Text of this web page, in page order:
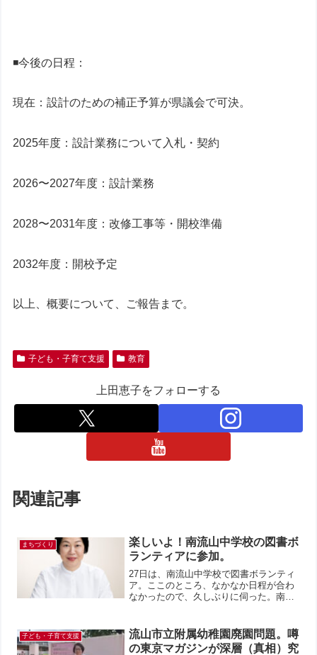
◾️今後の日程：
現在：設計のための補正予算が県議会で可決。
2025年度：設計業務について入札・契約
2026〜2027年度：設計業務
2028〜2031年度：改修工事等・開校準備
2032年度：開校予定
以上、概要について、ご報告まで。
子ども・子育て支援 教育
上田恵子をフォローする
関連記事
まちづくり
楽しいよ！南流山中学校の図書ボ
ランティアに参加。
27日は、南流山中学校で図書ボランティ
ア。ここのところ、なかなか日程が合わ
なかったので、久しぶりに伺った。南流
（笑）。これが大切。長年ご一緒してい
るKさんの姿も！ここのと...
子ども・子育て支援
流山市立附属幼稚園廃園問題。噂
の東京マガジンが深層（真相）究